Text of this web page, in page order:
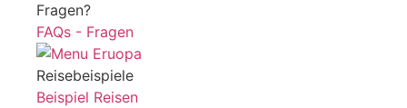
Fragen?
FAQs - Fragen
Reisebeispiele
Beispiel Reisen